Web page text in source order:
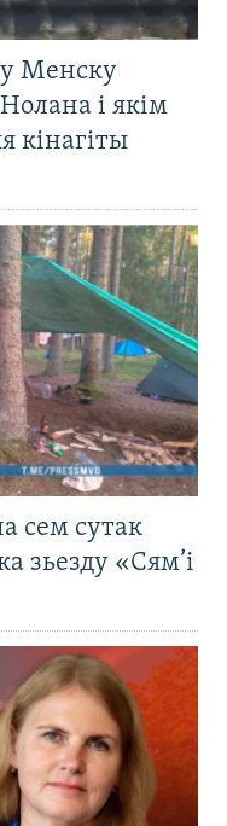
у Менску
і якім
кінагіты
сем сутак
зьезду «Сям’і